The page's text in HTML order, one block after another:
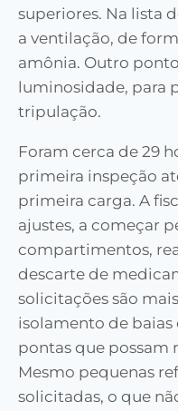
superiores. Na lista
a ventilação, de
amônia. Outro
luminosidade, para
tripulação.
Foram cerca de 29
primeira inspeção
primeira carga. A
ajustes, a começar
compartimentos,
descarte de
solicitações são
isolamento de
pontas que possam
Mesmo pequenas
solicitadas, o que